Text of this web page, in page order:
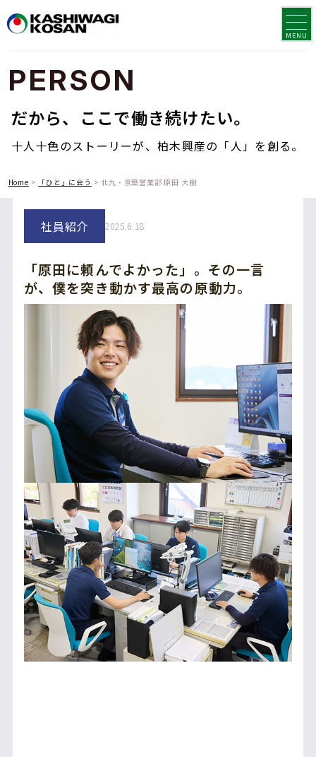
PERSON
だから、ここで働き続けたい。
十人十色のストーリーが、柏木興産の「人」を創る。
Home > 「ひと」に会う >北九・京築営業部 原田 大樹
社員紹介 2025.6.18
「原田に頼んでよかった」。その一言
が、僕を突き動かす最高の原動力。